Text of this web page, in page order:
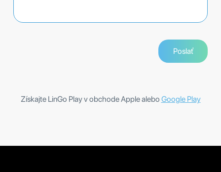
Získajte LinGo Play v obchode Apple alebo Google Play